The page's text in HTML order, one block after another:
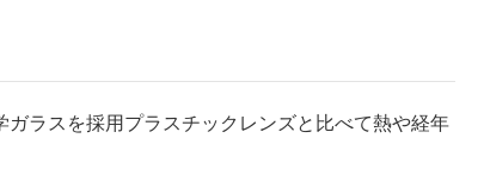
ラスを採用プラスチックレンズと比べて熱や経年